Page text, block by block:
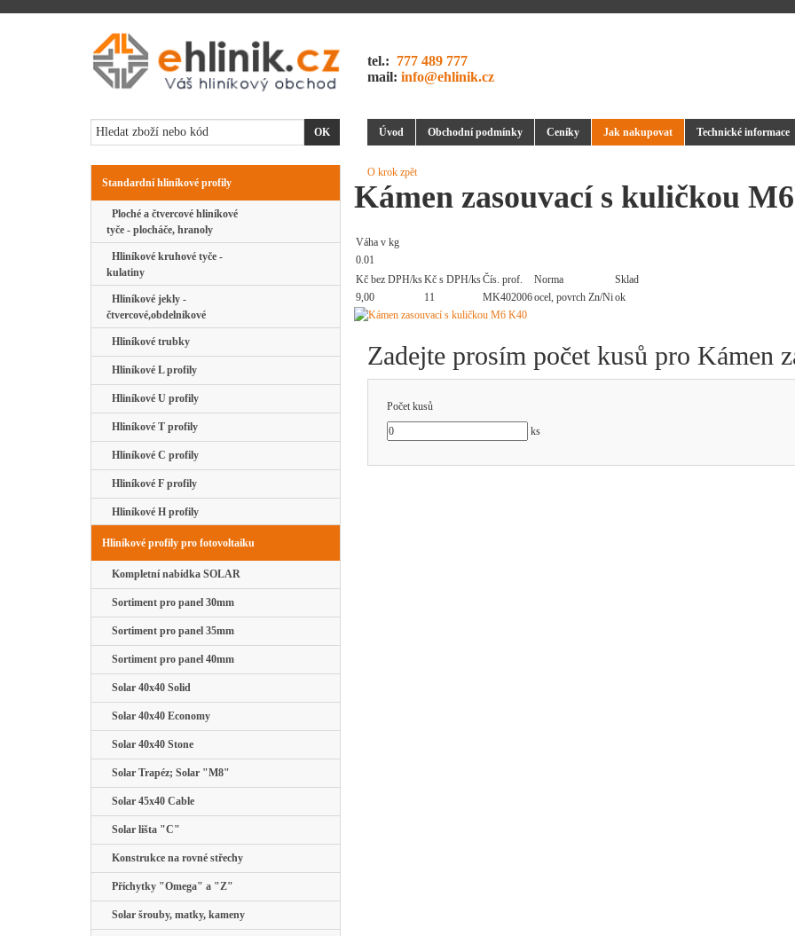
tel.: 777 489 777
mail: info@ehlinik.cz
Úvod Obchodní podmínky Ceníky Jak nakupovat Technické informace
Standardní hliníkové profily
Ploché a čtvercové hliníkové
tyče - plocháče, hranoly
Hliníkové kruhové tyče -
kulatiny
Hliníkové jekly -
čtvercové,obdelníkové
Hliníkové trubky
Hliníkové L profily
Hliníkové U profily
Hliníkové T profily
Hliníkové C profily
Hliníkové F profily
Hliníkové H profily
Hliníkové profily pro fotovoltaiku
Kompletní nabídka SOLAR
Sortiment pro panel 30mm
Sortiment pro panel 35mm
Sortiment pro panel 40mm
Solar 40x40 Solid
Solar 40x40 Economy
Solar 40x40 Stone
Solar Trapéz; Solar "M8"
Solar 45x40 Cable
Solar lišta "C"
Konstrukce na rovné střechy
Příchytky "Omega" a "Z"
Solar šrouby, matky, kameny
O krok zpět
Kámen zasouvací s kuličkou
Váha v kg
0.01
Kč bez DPH/ksKč s DPH/ksČís. prof. Norma
Sklad
9,00
11 MK402006ocel, povrch Zn/Niok
Zadejte prosím počet kusů pro Kámen
Počet kusů
ks